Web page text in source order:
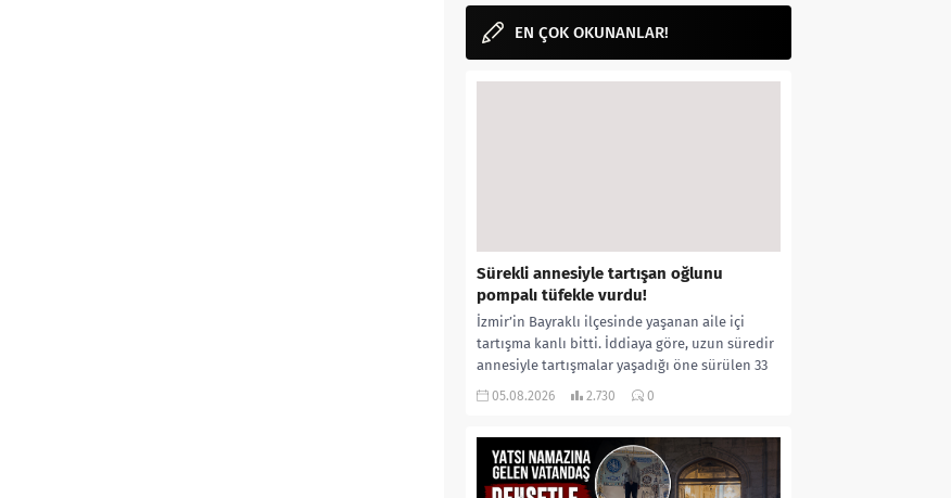
EN ÇOK OKUNANLAR!
Sürekli annesiyle tartışan oğlunu
pompalı tüfekle vurdu!
İzmir’in Bayraklı ilçesinde yaşanan aile içi
tartışma kanlı bitti. İddiaya göre, uzun süredir
annesiyle tartışmalar yaşadığı öne sürülen 33
yaşındaki...
05.08.2026 2.730 0